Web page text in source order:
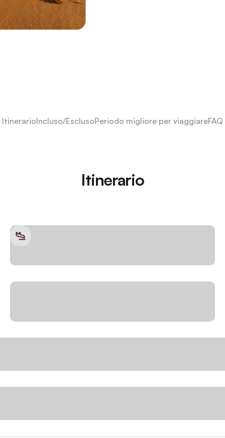
ItinerarioIncluso/EsclusoPeriodo migliore per viaggiareFAQ
Itinerario